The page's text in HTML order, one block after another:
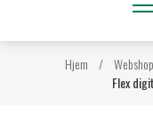
Hjem / Webshop
Flex